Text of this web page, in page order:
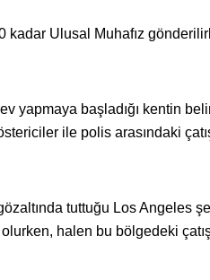
kadar Ulusal Muhafız
yapmaya başladığı kentin
ile polis arasındaki
tuttuğu Los Angeles
halen bu bölgedeki